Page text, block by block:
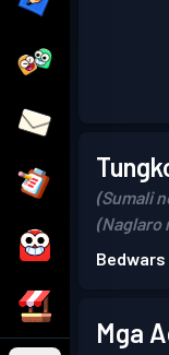
(Sumali
(Naglaro
Bedwars
Mga